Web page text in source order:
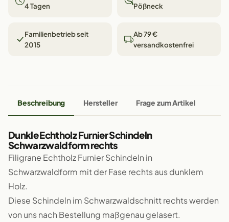
4 Tagen
Pößneck
Familienbetrieb seit
2015
Ab 79 €
versandkostenfrei
Beschreibung Hersteller Frage zum Artikel
Dunkle Echtholz Furnier Schindeln
Schwarzwaldform rechts
Filigrane Echtholz Furnier Schindeln in
Schwarzwaldform mit der Fase rechts aus dunklem
Holz.
Diese Schindeln im Schwarzwaldschnitt rechts werden
von uns nach Bestellung maßgenau gelasert.